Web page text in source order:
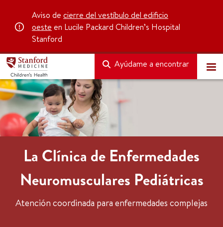
Aviso de cierre del vestíbulo del edificio
oeste en Lucile Packard Children’s Hospital
Stanford
Ayúdame a encontrar
La Clínica de Enfermedades
Neuromusculares Pediátricas
Atención coordinada para enfermedades complejas